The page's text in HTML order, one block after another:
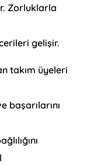
Zorluklarla
gelişir.
takım üyeleri
başarılarını